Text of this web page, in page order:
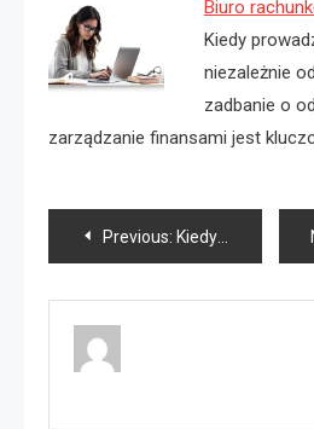
Biuro
Kiedy
niezależnie
zadbanie o
zarządzanie finansami jest
Nawigacja
wpisu
Previous: Kiedy biuro rachunkowe musi mieć kasę fiskalną?